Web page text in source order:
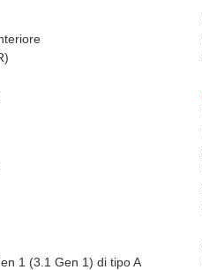
1 (3.1 Gen 1) di tipo A